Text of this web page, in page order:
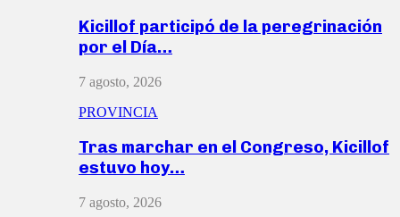
Kicillof participó de la peregrinación
por el Día…
7 agosto, 2026
PROVINCIA
Tras marchar en el Congreso, Kicillof
estuvo hoy…
7 agosto, 2026